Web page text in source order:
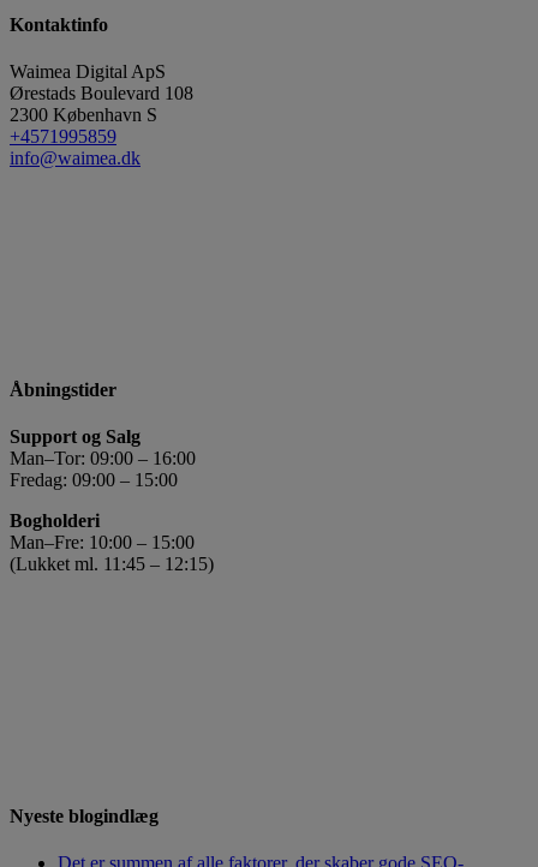
Kontaktinfo
Waimea Digital ApS
Ørestads Boulevard 108
2300 København S
+4571995859
info@waimea.dk
Åbningstider
Support og Salg
Man–Tor: 09:00 – 16:00
Fredag: 09:00 – 15:00
Bogholderi
Man–Fre: 10:00 – 15:00
(Lukket ml. 11:45 – 12:15)
Nyeste blogindlæg
Det er summen af alle faktorer, der skaber gode SEO-